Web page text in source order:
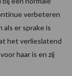
verbeteren
als er sprake is
het verlieslatend
haar is en zij